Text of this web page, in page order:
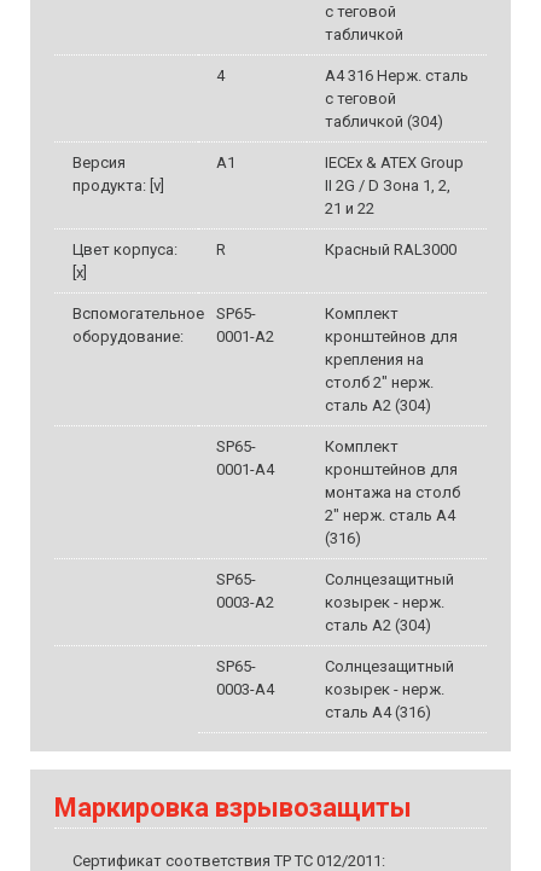
с теговой
табличкой
4
А4 316 Нерж. сталь
с теговой
табличкой (304)
Версия
продукта: [v]
A1
IECEx & ATEX Group
II 2G / D Зона 1, 2,
21 и 22
Цвет корпуса:
[x]
R Красный RAL3000
Вспомогательное
оборудование:
SP65-
0001-A2
Комплект
кронштейнов для
крепления на
столб 2" нерж.
сталь A2 (304)
SP65-
0001-A4
Комплект
кронштейнов для
монтажа на столб
2" нерж. сталь A4
(316)
SP65-
0003-A2
Солнцезащитный
козырек - нерж.
сталь A2 (304)
SP65-
0003-A4
Солнцезащитный
козырек - нерж.
сталь A4 (316)
Маркировка взрывозащиты
Сертификат соответствия ТР ТС 012/2011: